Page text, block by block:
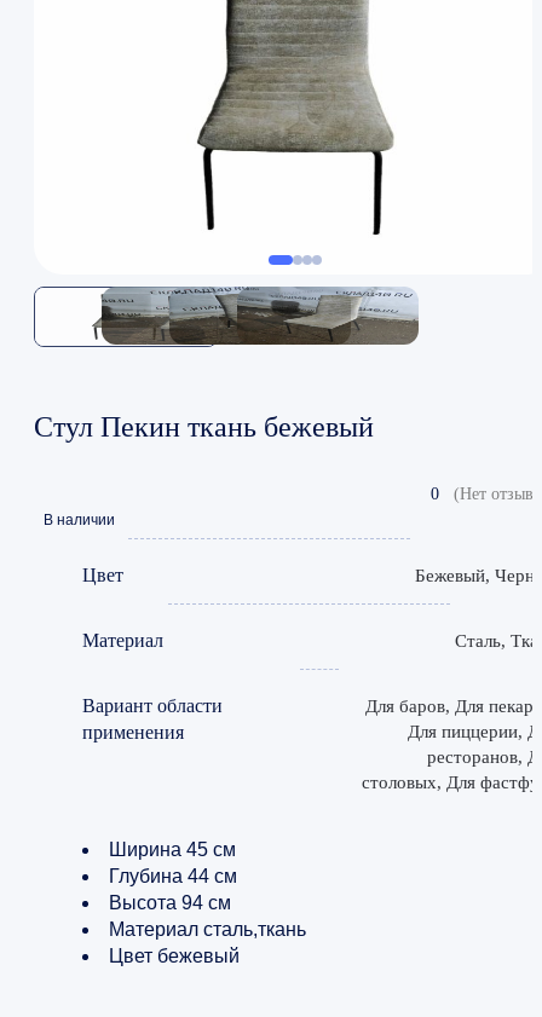
Стул Пекин ткань бежевый
0 (Нет
В наличии
Цвет Бежевый,
Материал Сталь,
Вариант области
применения
Для баров, Для
Для пиццерии,
ресторанов,
столовых, Для
Ширина 45 см
Глубина 44 см
Высота 94 см
Материал сталь,ткань
Цвет бежевый